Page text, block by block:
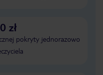
zł
pokryty jednorazowo